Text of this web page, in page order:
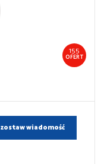
155
OFERT
zostaw wiadomość